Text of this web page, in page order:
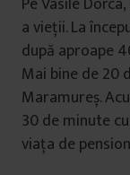
a vieții. La
după aproape
Mai bine de 20
Maramureș.
30 de minute
viața de